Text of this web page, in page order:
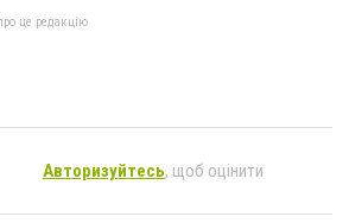
це редакцію
Авторизуйтесь, щоб оцінити